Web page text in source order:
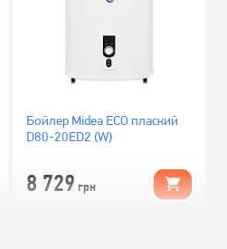
Бойлер Midea ECO плаский
D80-20ED2 (W)
8 729 грн